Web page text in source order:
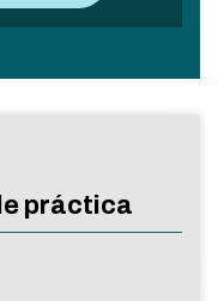
práctica